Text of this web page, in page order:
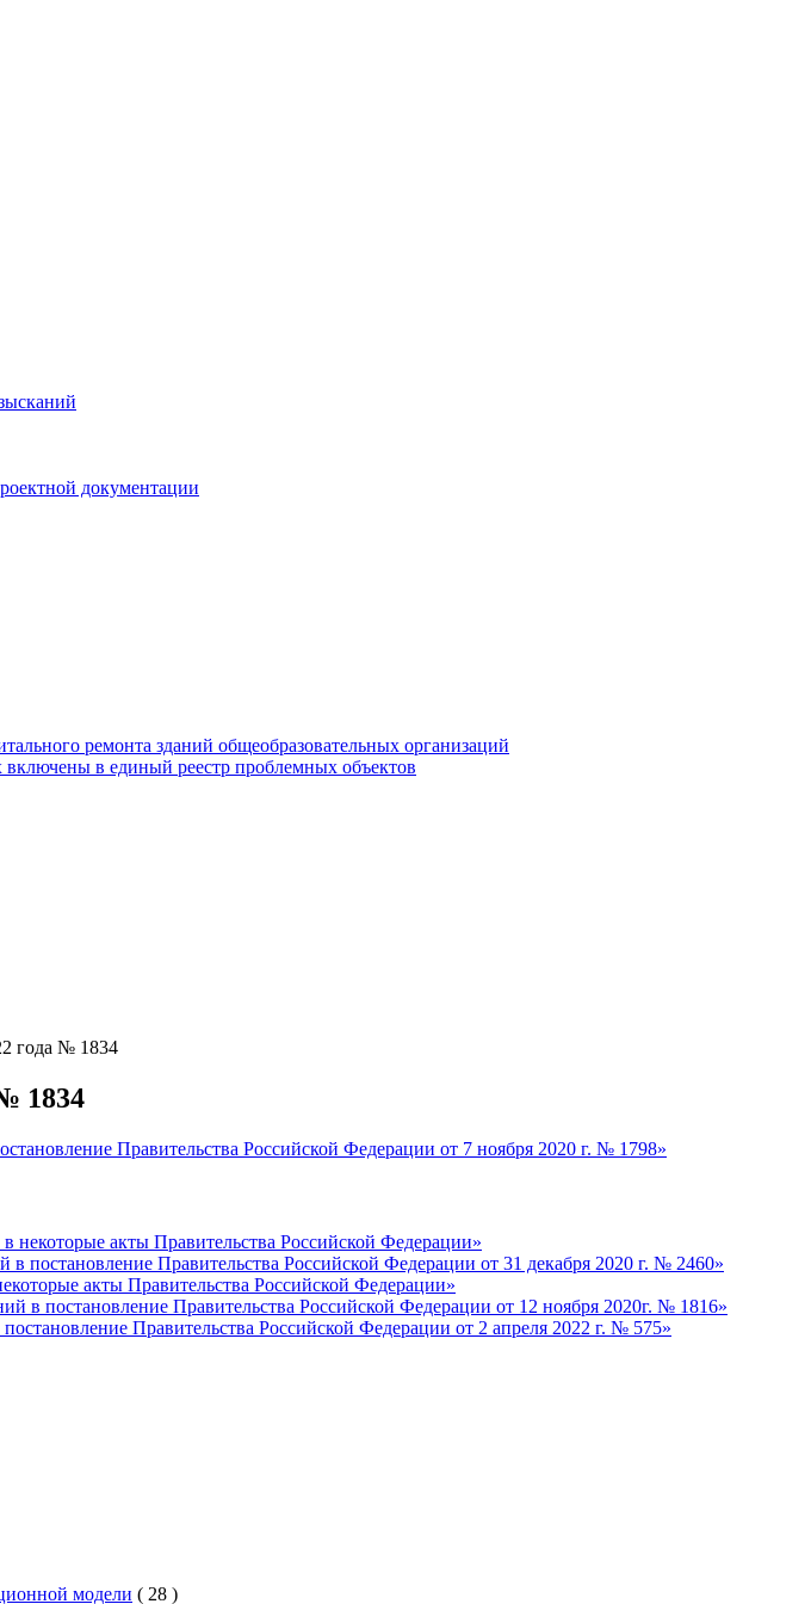
документации
ремонта зданий общеобразовательных организаций
в единый реестр проблемных объектов
года № 1834
1834
Правительства Российской Федерации от 7 ноября 2020 г. № 1798»
акты Правительства Российской Федерации»
постановление Правительства Российской Федерации от 31 декабря 2020 г. № 2460»
акты Правительства Российской Федерации»
в постановление Правительства Российской Федерации от 12 ноября 2020г. № 1816»
Правительства Российской Федерации от 2 апреля 2022 г. № 575»
модели ( 28 )